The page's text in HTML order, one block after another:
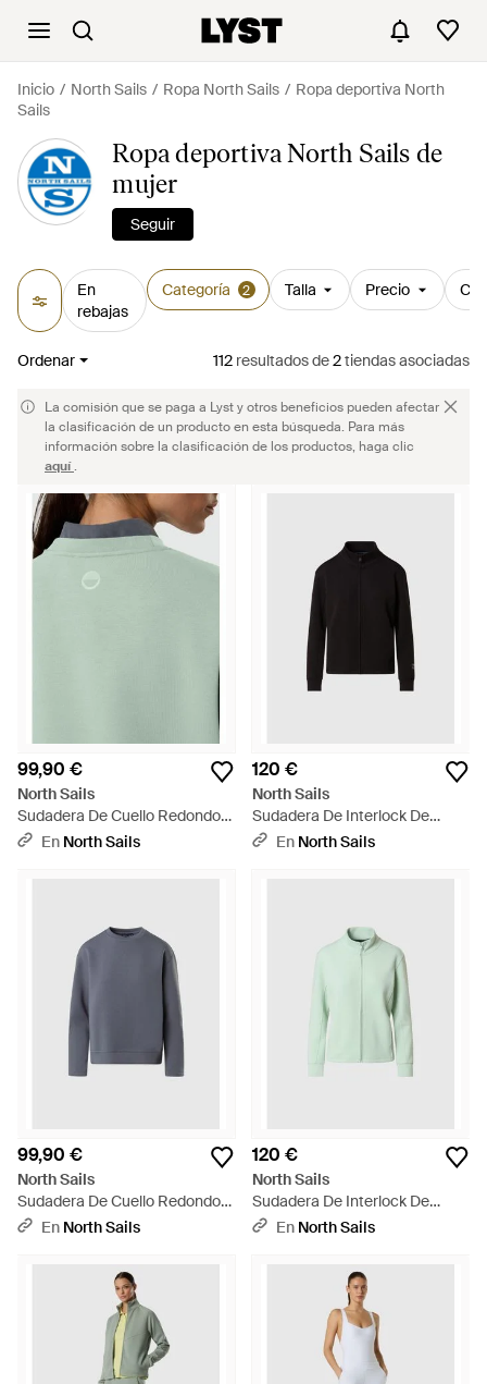
Inicio North Sails Ropa North Sails
Ropa deportiva North
Sails
Ropa deportiva North Sails de
mujer
Seguir
En
rebajas
Categoría 2 Talla Precio
Ordenar 112 resultadosde2tiendas asociadas
La comisión que se paga a Lyst y otros beneficios pueden afectar
la clasificación de un producto en esta búsqueda. Para más
información sobre la clasificación de los productos, haga clic
aquí.
99,90 €
North Sails
Sudadera De Cuello Redondo
De Tejido Interlock De Invierno
En North Sails
120 €
North Sails
Sudadera De Interlock De
Invierno Con Cremallera
En North Sails
99,90 €
North Sails
Sudadera De Cuello Redondo
De Tejido Interlock De Invierno
En North Sails
120 €
North Sails
Sudadera De Interlock De
Invierno Con Cremallera
En North Sails